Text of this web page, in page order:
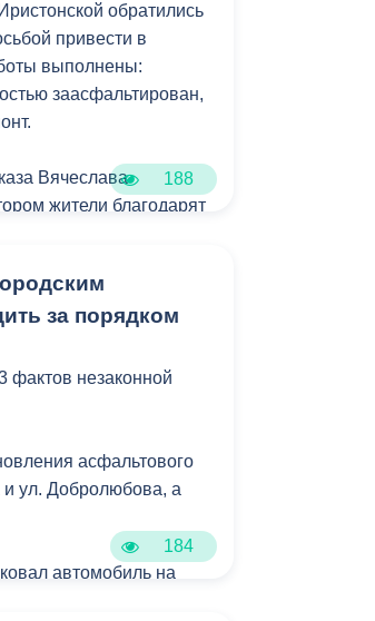
обратились
привести в
выполнены:
заасфальтирован,
Вячеслава
жители благодарят
город комфортнее.
188
за порядком
фактов незаконной
асфальтового
ул. Добролюбова, а
автомобиль на
184